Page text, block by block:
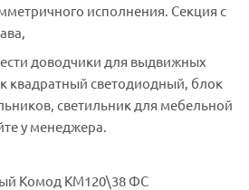
исполнения. Секция с
доводчики для выдвижных
квадратный светодиодный, блок
светильник для мебельной
у менеджера.
Комод КМ120\38 ФС